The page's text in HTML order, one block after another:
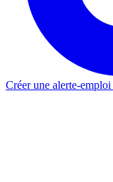
Créer une alerte-emploi